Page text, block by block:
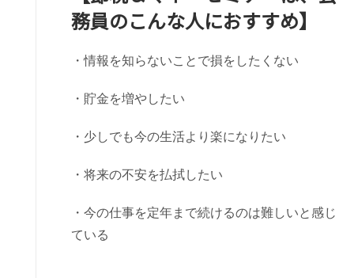
務員のこんな人におすすめ】
・情報を知らないことで損をしたくない
・貯金を増やしたい
・少しでも今の生活より楽になりたい
・将来の不安を払拭したい
・今の仕事を定年まで続けるのは難しいと感じ
ている